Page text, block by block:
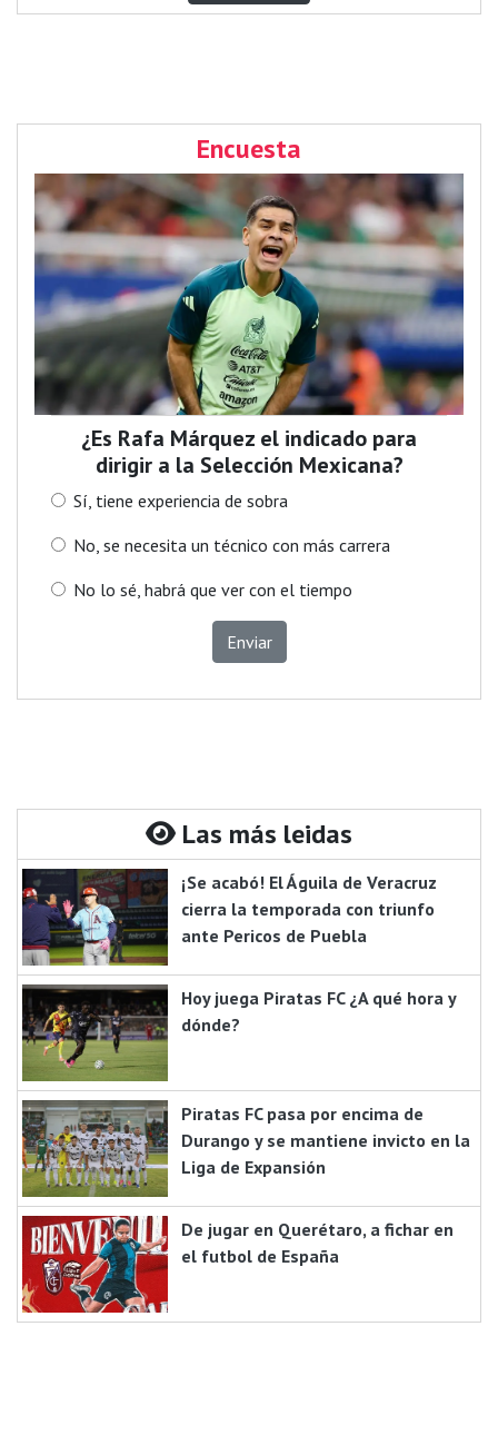
Encuesta
¿Es Rafa Márquez el indicado para
dirigir a la Selección Mexicana?
Sí, tiene experiencia de sobra
No, se necesita un técnico con más carrera
No lo sé, habrá que ver con el tiempo
Enviar
Las más leidas
¡Se acabó! El Águila de Veracruz
cierra la temporada con triunfo
ante Pericos de Puebla
Hoy juega Piratas FC ¿A qué hora y
dónde?
Piratas FC pasa por encima de
Durango y se mantiene invicto en la
Liga de Expansión
De jugar en Querétaro, a fichar en
el futbol de España